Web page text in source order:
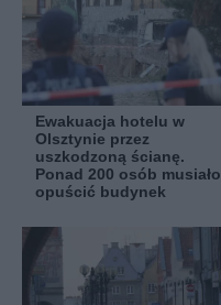
Ewakuacja hotelu w
Olsztynie przez
uszkodzoną ścianę.
Ponad 200 osób musiało
opuścić budynek